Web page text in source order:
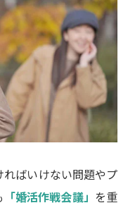
ばいけない問題やプ
「婚活作戦会議」 を重